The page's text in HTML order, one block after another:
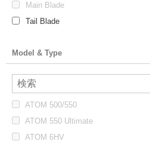
Main Blade
Tail Blade
Model & Type
ATOM 500/550
ATOM 550 Ultimate
ATOM 6HV